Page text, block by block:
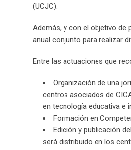
(UCJC).
Además, y con el objetivo de
anual conjunto para realizar
Entre las actuaciones que
Organización de una
centros asociados de
en tecnología educativa e
Formación en
Edición y publicación
será distribuido en los